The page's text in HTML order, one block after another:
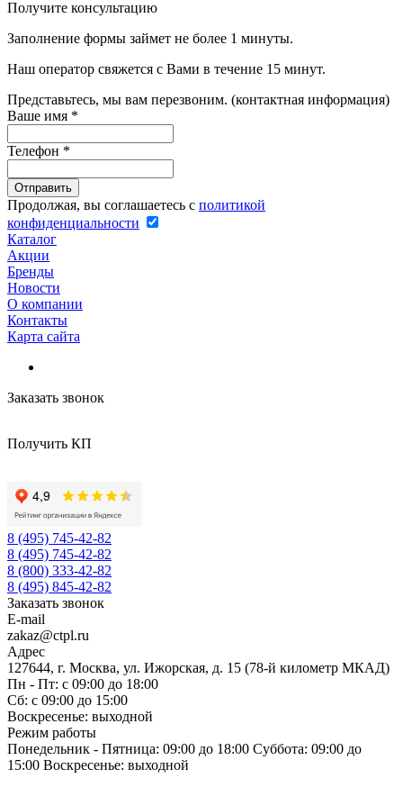
Получите консультацию
Заполнение формы займет не более 1 минуты.
Наш оператор свяжется с Вами в течение 15 минут.
Представьтесь, мы вам перезвоним. (контактная информация)
Ваше имя *
Телефон *
Продолжая, вы соглашаетесь с политикой
конфиденциальности
Каталог
Акции
Бренды
Новости
О компании
Контакты
Карта сайта
Заказать звонок
Получить КП
8 (495) 745-42-82
8 (495) 745-42-82
8 (800) 333-42-82
8 (495) 845-42-82
Заказать звонок
E-mail
zakaz@ctpl.ru
Адрес
127644, г. Москва, ул. Ижорская, д. 15 (78-й километр МКАД)
Пн - Пт: с 09:00 до 18:00
Сб: с 09:00 до 15:00
Воскресенье: выходной
Режим работы
Понедельник - Пятница: 09:00 до 18:00 Суббота: 09:00 до
15:00 Воскресенье: выходной